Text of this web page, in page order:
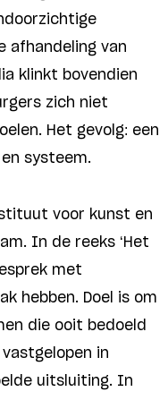
afhandeling van
klinkt bovendien
zich niet
Het gevolg: een
systeem.
voor kunst en
In de reeks ‘Het
met
hebben. Doel is om
die ooit bedoeld
in
uitsluiting. In